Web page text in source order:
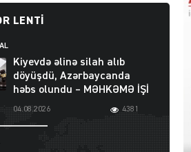
LENTI
Kiyevdə əlinə silah alıb
döyüşdü, Azərbaycanda
həbs olundu – MƏHKƏMƏ İŞİ
04.08.2026 4381